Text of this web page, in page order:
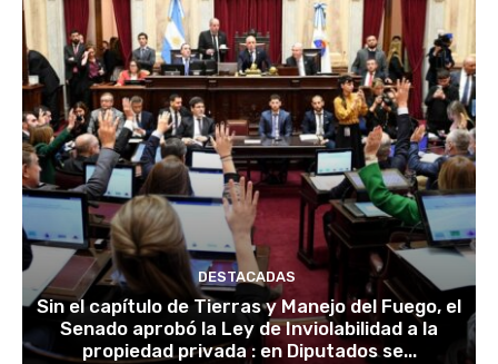
DESTACADAS
Sin el capítulo de Tierras y Manejo del Fuego, el
Senado aprobó la Ley de Inviolabilidad a la
propiedad privada : en Diputados se...